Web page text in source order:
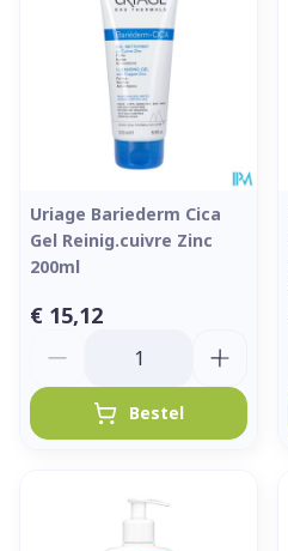
Uriage Bariederm Cica
Gel Reinig.cuivre Zinc
200ml
€ 15,12
Bestel